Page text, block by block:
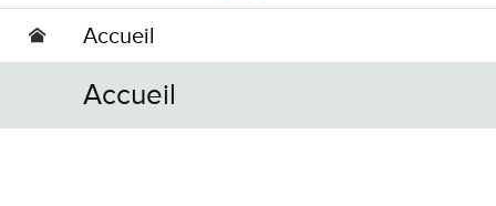
Accueil
Accueil